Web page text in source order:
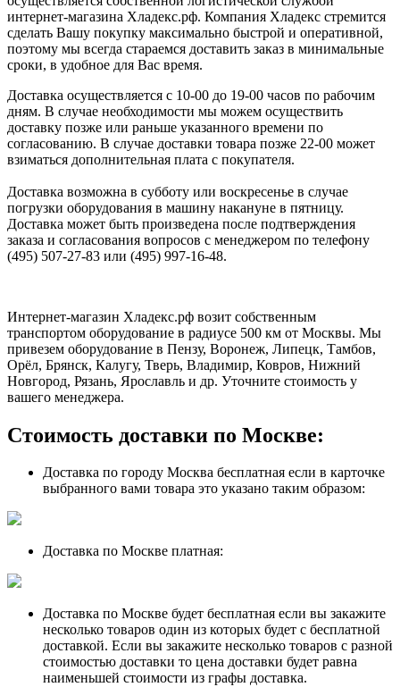
интернет-магазина Хладекс.рф. Компания Хладекс стремится
сделать Вашу покупку максимально быстрой и оперативной,
поэтому мы всегда стараемся доставить заказ в минимальные
сроки, в удобное для Вас время.
Доставка осуществляется с 10-00 до 19-00 часов по рабочим
дням. В случае необходимости мы можем осуществить
доставку позже или раньше указанного времени по
согласованию. В случае доставки товара позже 22-00 может
взиматься дополнительная плата с покупателя.
Доставка возможна в субботу или воскресенье в случае
погрузки оборудования в машину накануне в пятницу.
Доставка может быть произведена после подтверждения
заказа и согласования вопросов с менеджером по телефону
(495) 507-27-83 или (495) 997-16-48.
Интернет-магазин Хладекс.рф возит собственным
транспортом оборудование в радиусе 500 км от Москвы. Мы
привезем оборудование в Пензу, Воронеж, Липецк, Тамбов,
Орёл, Брянск, Калугу, Тверь, Владимир, Ковров, Нижний
Новгород, Рязань, Ярославль и др. Уточните стоимость у
вашего менеджера.
Стоимость доставки по Москве:
Доставка по городу Москва бесплатная если в карточке
выбранного вами товара это указано таким образом:
Доставка по Москве платная:
Доставка по Москве будет бесплатная если вы закажите
несколько товаров один из которых будет с бесплатной
доставкой. Если вы закажите несколько товаров с разной
стоимостью доставки то цена доставки будет равна
наименьшей стоимости из графы доставка.